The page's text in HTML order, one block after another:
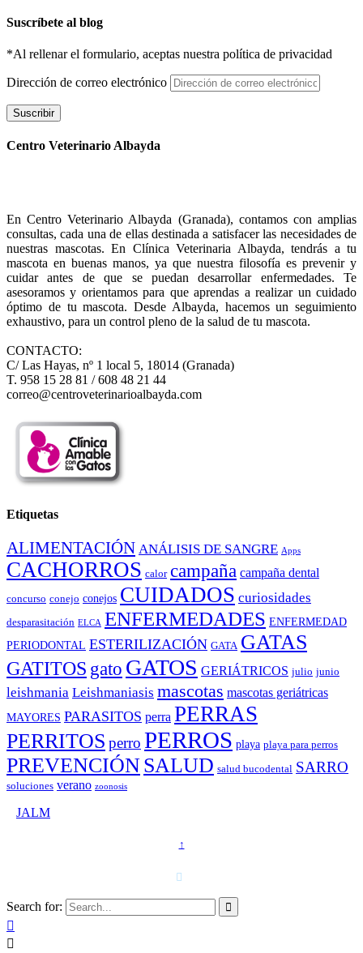
Suscríbete al blog
*Al rellenar el formulario, aceptas nuestra política de privacidad
Dirección de correo electrónico
Suscribir
Centro Veterinario Albayda
En Centro Veterinario Albayda (Granada), contamos con amplias
consultas, cada una de ellas destinada a satisfacer las necesidades de
nuestras mascotas. En Clínica Veterinaria Albayda, tendrás a tu
mascota en buenas manos, ya que nuestra filosofía es prevenir y
cuidar antes de que se puedan desarrollar enfermedades. Te
asesoramos y orientamos para que aprendas a realizar un cuidado
óptimo de tu mascota. Desde Albayda, hacemos un seguimiento
exhaustivo, para un control pleno de la salud de tu mascota.
CONTACTO:
C/ Las Hayas, nº 1 local 5, 18014 (Granada)
T. 958 15 28 81 / 608 48 21 44
correo@centroveterinarioalbayda.com
Etiquetas
ALIMENTACIÓN ANÁLISIS DE SANGRE Apps
CACHORROS calor campaña campaña dental
concurso conejo conejos CUIDADOS curiosidades
desparasitación ELCA ENFERMEDADES ENFERMEDAD
PERIODONTAL ESTERILIZACIÓN GATA GATAS
GATITOS gato GATOS GERIÁTRICOS julio junio
leishmania Leishmaniasis mascotas mascotas geriátricas
MAYORES PARASITOS perra PERRAS
PERRITOS perro PERROS playa playa para perros
PREVENCIÓNSALUD salud bucodental SARRO
soluciones verano zoonosis
JALM
↑

Search for: 

